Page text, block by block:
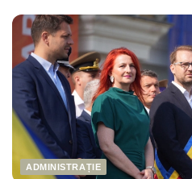
ADMINISTRAȚIE